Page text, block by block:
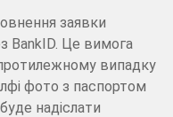
заявки
BankID. Це вимога
випадку
фото з паспортом
надіслати